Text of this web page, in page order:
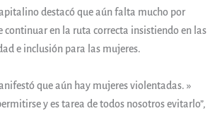
destacó que aún falta mucho por
continuar en la ruta correcta insistiendo en las
e inclusión para las mujeres.
que aún hay mujeres violentadas. »
y es tarea de todos nosotros evitarlo”,